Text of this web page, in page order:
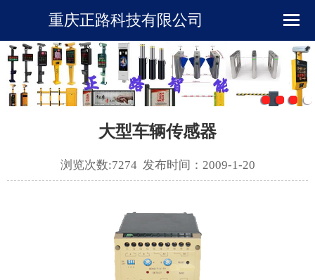
企业简介
产品展示
重庆正路科技有限公司
大型车辆传感器
浏览次数:7274 发布时间：2009-1-20